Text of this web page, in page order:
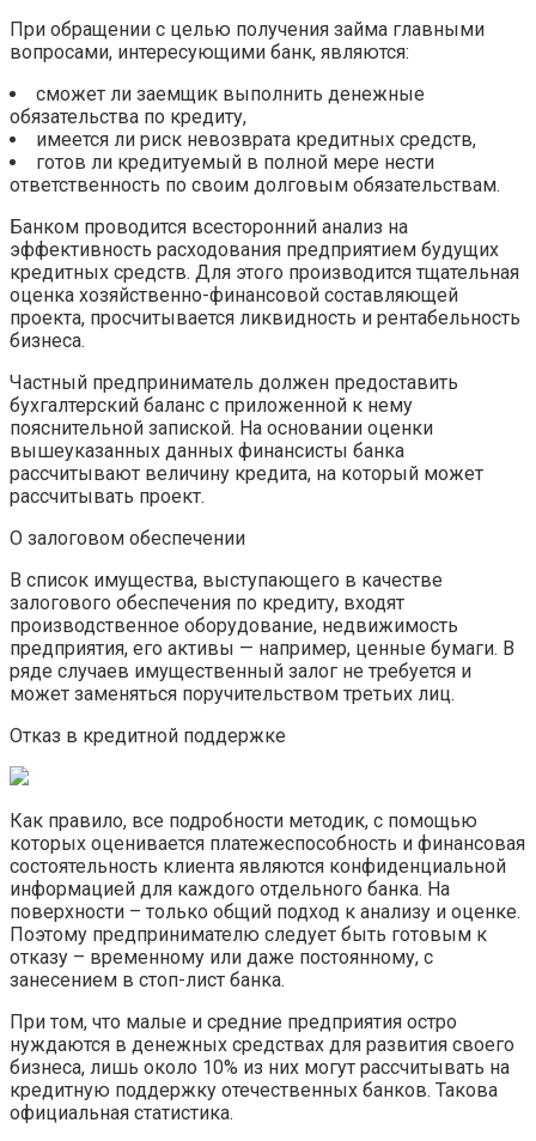
При обращении с целью получения займа главными
вопросами, интересующими банк, являются:
сможет ли заемщик выполнить денежные
обязательства по кредиту,
имеется ли риск невозврата кредитных средств,
готов ли кредитуемый в полной мере нести
ответственность по своим долговым обязательствам.
Банком проводится всесторонний анализ на
эффективность расходования предприятием будущих
кредитных средств. Для этого производится тщательная
оценка хозяйственно-финансовой составляющей
проекта, просчитывается ликвидность и рентабельность
бизнеса.
Частный предприниматель должен предоставить
бухгалтерский баланс с приложенной к нему
пояснительной запиской. На основании оценки
вышеуказанных данных финансисты банка
рассчитывают величину кредита, на который может
рассчитывать проект.
О залоговом обеспечении
В список имущества, выступающего в качестве
залогового обеспечения по кредиту, входят
производственное оборудование, недвижимость
предприятия, его активы — например, ценные бумаги. В
ряде случаев имущественный залог не требуется и
может заменяться поручительством третьих лиц.
Отказ в кредитной поддержке
Как правило, все подробности методик, с помощью
которых оценивается платежеспособность и финансовая
состоятельность клиента являются конфиденциальной
информацией для каждого отдельного банка. На
поверхности – только общий подход к анализу и оценке.
Поэтому предпринимателю следует быть готовым к
отказу – временному или даже постоянному, с
занесением в стоп-лист банка.
При том, что малые и средние предприятия остро
нуждаются в денежных средствах для развития своего
бизнеса, лишь около 10% из них могут рассчитывать на
кредитную поддержку отечественных банков. Такова
официальная статистика.